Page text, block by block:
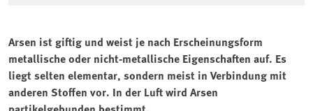
Arsen ist giftig und weist je nach Erscheinungsform
metallische oder nicht-metallische Eigenschaften auf. Es
liegt selten elementar, sondern meist in Verbindung mit
anderen Stoffen vor. In der Luft wird Arsen